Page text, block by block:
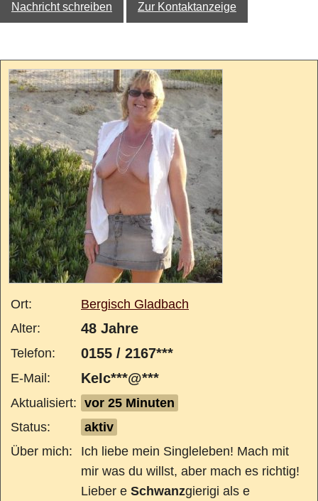
Nachricht schreiben Zur Kontaktanzeige
Ort:
Bergisch Gladbach
Alter:
48 Jahre
Telefon: 0155 / 2167***
E-Mail: KeIc***@***
Aktualisiert: vor 25 Minuten
Status:
aktiv
Über mich:
Ich liebe mein Singleleben! Mach mit
mir was du willst, aber mach es richtig!
Lieber e Schwanzgierigi als e